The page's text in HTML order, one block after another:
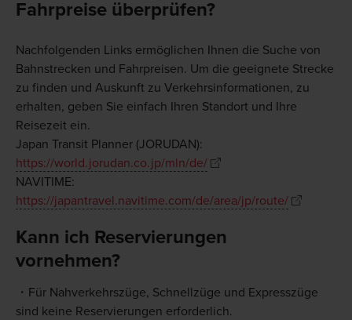
Fahrpreise überprüfen?
Nachfolgenden Links ermöglichen Ihnen die Suche von
Bahnstrecken und Fahrpreisen. Um die geeignete Strecke
zu finden und Auskunft zu Verkehrsinformationen, zu
erhalten, geben Sie einfach Ihren Standort und Ihre
Reisezeit ein.
Japan Transit Planner (JORUDAN):
https://world.jorudan.co.jp/mln/de/
NAVITIME:
https://japantravel.navitime.com/de/area/jp/route/
Kann ich Reservierungen
vornehmen?
Für Nahverkehrszüge, Schnellzüge und Expresszüge
sind keine Reservierungen erforderlich.